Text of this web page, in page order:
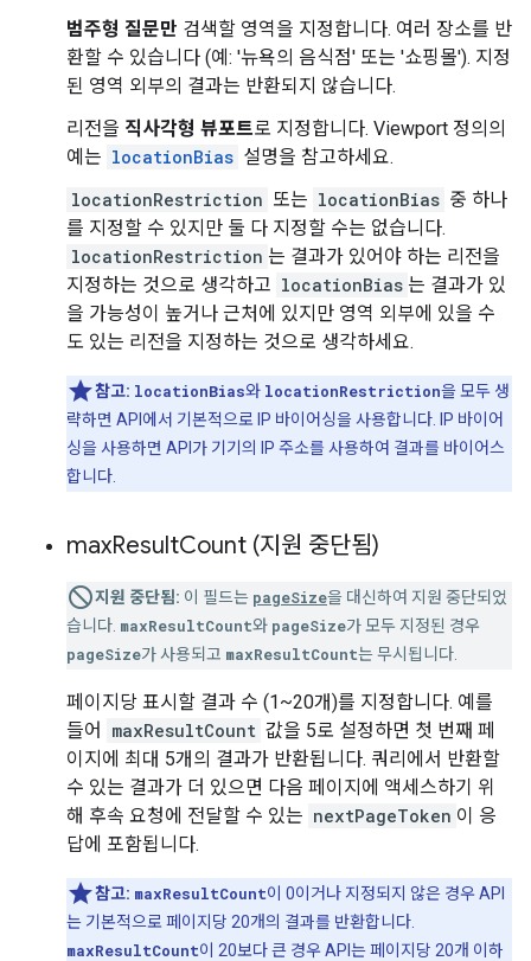
범주형 질문만 검색할 영역을 지정합니다. 여러 장소를 반
환할 수 있습니다 (예: '뉴욕의 음식점' 또는 '쇼핑몰'). 지정
된 영역 외부의 결과는 반환되지 않습니다.
리전을 직사각형 뷰포트로 지정합니다. Viewport 정의의
예는 locationBias 설명을 참고하세요.
locationRestriction 또는 locationBias 중 하나
를 지정할 수 있지만 둘 다 지정할 수는 없습니다.
locationRestriction 는 결과가 있어야 하는 리전을
지정하는 것으로 생각하고 locationBias 는 결과가 있
을 가능성이 높거나 근처에 있지만 영역 외부에 있을 수
도 있는 리전을 지정하는 것으로 생각하세요.
참고: locationBias와 locationRestriction을 모두 생
략하면 API에서 기본적으로 IP 바이어싱을 사용합니다. IP 바이어
싱을 사용하면 API가 기기의 IP 주소를 사용하여 결과를 바이어스
합니다.
maxResultCount (지원 중단됨)
지원 중단됨: 이 필드는 pageSize을 대신하여 지원 중단되었
습니다. maxResultCount와 pageSize가 모두 지정된 경우
pageSize가 사용되고 maxResultCount는 무시됩니다.
페이지당 표시할 결과 수 (1~20개)를 지정합니다. 예를
들어
maxResultCount 값을 5로 설정하면 첫 번째 페
이지에 최대 5개의 결과가 반환됩니다. 쿼리에서 반환할
수 있는 결과가 더 있으면 다음 페이지에 액세스하기 위
해 후속 요청에 전달할 수 있는 nextPageToken 이 응
답에 포함됩니다.
참고: maxResultCount이 0이거나 지정되지 않은 경우 API
는 기본적으로 페이지당 20개의 결과를 반환합니다.
maxResultCount이 20보다 큰 경우 API는 페이지당 20개 이하